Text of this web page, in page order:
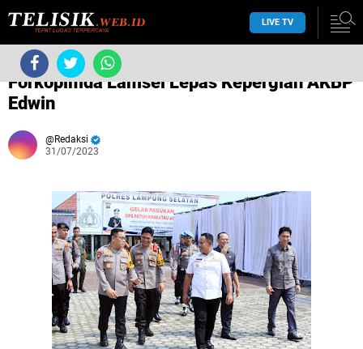
LIVE TV
›Tanpa label ›
Forkopimda Lamsel Lepas Kepergian AKBP
Edwin
Redaksi
31/07/2023